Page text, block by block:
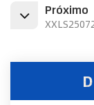
Próximo